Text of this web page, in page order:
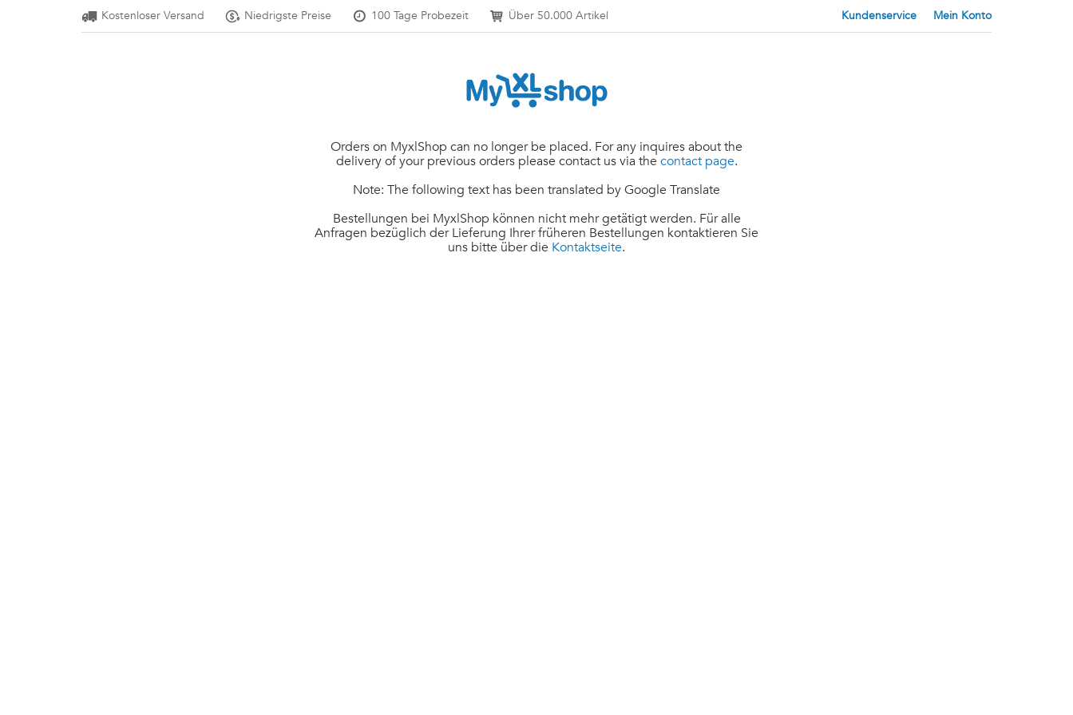
Kostenloser Versand Niedrigste Preise 100 Tage Probezeit Über 50.000 Artikel Kundenservice Mein Konto
Orders on MyxlShop can no longer be placed. For any inquires about the
delivery of your previous orders please contact us via the contact page.
Note: The following text has been translated by Google Translate
Bestellungen bei MyxlShop können nicht mehr getätigt werden. Für alle
Anfragen bezüglich der Lieferung Ihrer früheren Bestellungen kontaktieren Sie
uns bitte über die Kontaktseite.